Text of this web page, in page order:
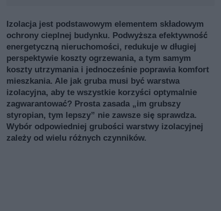
Izolacja jest podstawowym elementem składowym
ochrony cieplnej budynku. Podwyższa efektywność
energetyczną nieruchomości, redukuje w długiej
perspektywie koszty ogrzewania, a tym samym
koszty utrzymania i jednocześnie poprawia komfort
mieszkania. Ale jak gruba musi być warstwa
izolacyjna, aby te wszystkie korzyści optymalnie
zagwarantować? Prosta zasada „im grubszy
styropian, tym lepszy” nie zawsze się sprawdza.
Wybór odpowiedniej grubości warstwy izolacyjnej
zależy od wielu różnych czynników.